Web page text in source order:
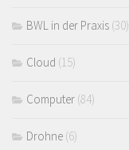
BWL in der Praxis (30)
Cloud (15)
Computer (84)
Drohne (6)